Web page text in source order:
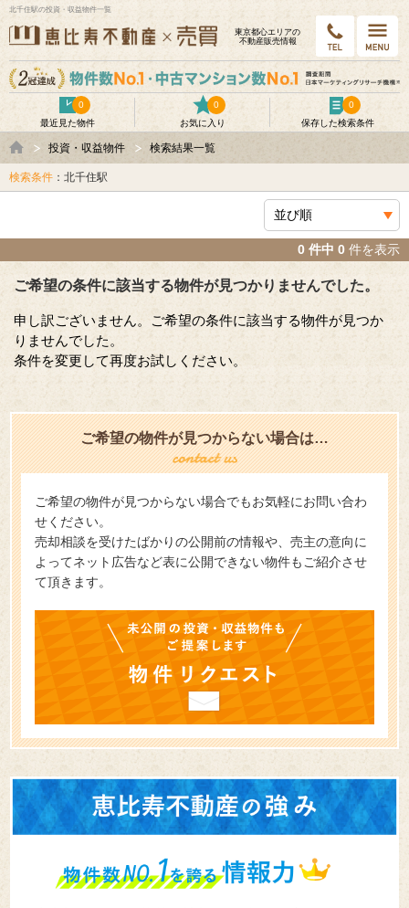
北千住駅の投資・収益物件一覧
東京都⼼エリアの
不動産販売情報
最近見た物件
0
お気に入り
0
保存した検索条件
0
投資・収益物件 検索結果一覧
検索条件 ：北千住駅
0 件中 0 件を表示
ご希望の条件に該当する物件が見つかりませんでした。
申し訳ございません。ご希望の条件に該当する物件が見つか
りませんでした。
条件を変更して再度お試しください。
ご希望の物件が見つからない場合は…
ご希望の物件が見つからない場合でもお気軽にお問い合わ
せください。
売却相談を受けたばかりの公開前の情報や、売主の意向に
よってネット広告など表に公開できない物件もご紹介させ
て頂きます。